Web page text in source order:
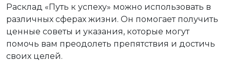
Расклад «Путь к успеху» можно использовать в
различных сферах жизни. Он помогает получить
ценные советы и указания, которые могут
помочь вам преодолеть препятствия и достичь
своих целей.